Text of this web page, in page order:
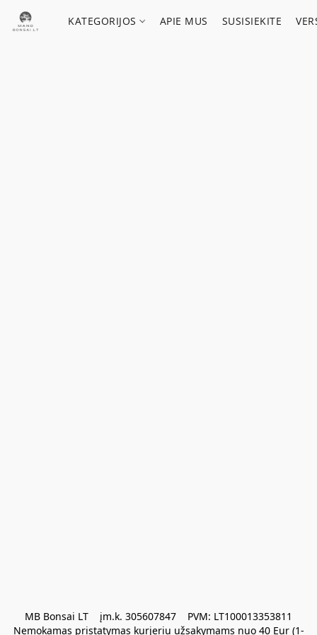
KATEGORIJOS APIE MUS SUSISIEKITE
MB Bonsai LT    įm.k. 305607847    PVM: LT100013353811
Nemokamas pristatymas kurjeriu užsakymams nuo 40 Eur (1-